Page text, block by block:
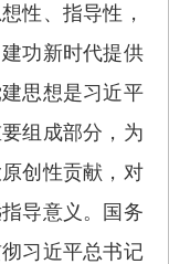
性、指导性，
功新时代提供
思想是习近平
组成部分，为
创性贡献，对
导意义。国务
习近平总书记